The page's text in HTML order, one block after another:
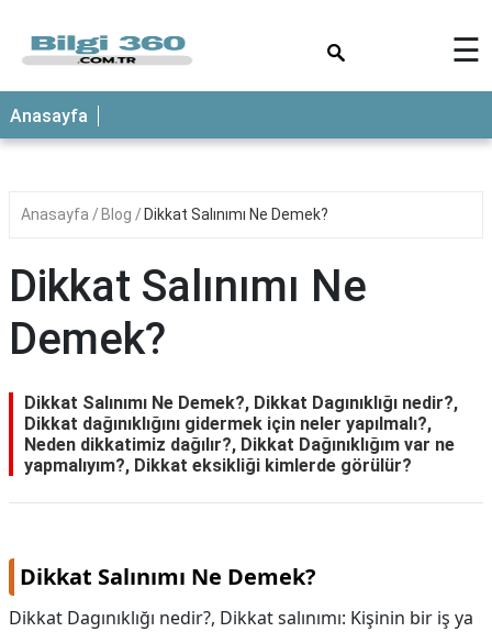
ANASAYFA
☰
Anasayfa
Anasayfa Blog Dikkat Salınımı Ne Demek?
Dikkat Salınımı Ne
Demek?
Dikkat Salınımı Ne Demek?, Dikkat Dagınıklığı nedir?,
Dikkat dağınıklığını gidermek için neler yapılmalı?,
Neden dikkatimiz dağılır?, Dikkat Dağınıklığım var ne
yapmalıyım?, Dikkat eksikliği kimlerde görülür?
Dikkat Salınımı Ne Demek?
Dikkat Dagınıklığı nedir?, Dikkat salınımı: Kişinin bir iş ya